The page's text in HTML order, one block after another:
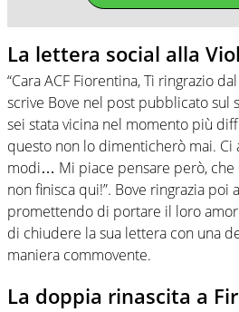
La lettera social alla
“Cara ACF Fiorentina, Ti ringrazio
scrive Bove nel post pubblicato sul
sei stata vicina nel momento più
questo non lo dimenticherò mai.
modi… Mi piace pensare però, che
non finisca qui!”. Bove ringrazia poi
promettendo di portare il loro
di chiudere la sua lettera con una
maniera commovente.
La doppia rinascita a